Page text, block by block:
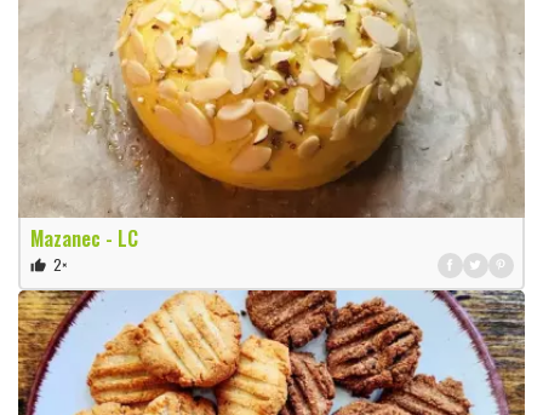
Mazanec - LC
thumb_up 2×